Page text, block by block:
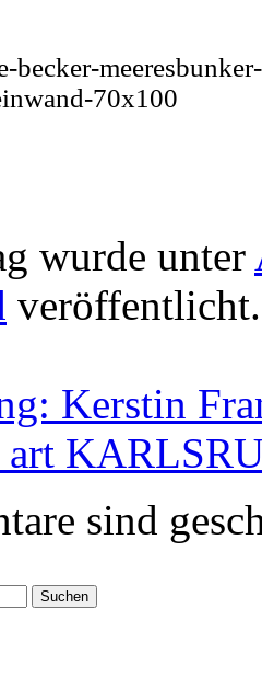
wurde unter
veröffentlicht.
Kerstin
art
sind